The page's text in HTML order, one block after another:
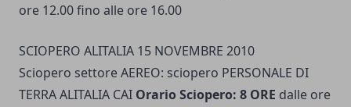
ore 12.00 fino alle ore 16.00
SCIOPERO ALITALIA 15 NOVEMBRE 2010
Sciopero settore AEREO: sciopero PERSONALE DI
TERRA ALITALIA CAI Orario Sciopero: 8 ORE dalle ore